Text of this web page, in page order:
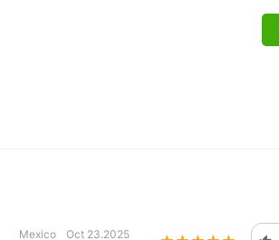
Mexico Oct 23.2025